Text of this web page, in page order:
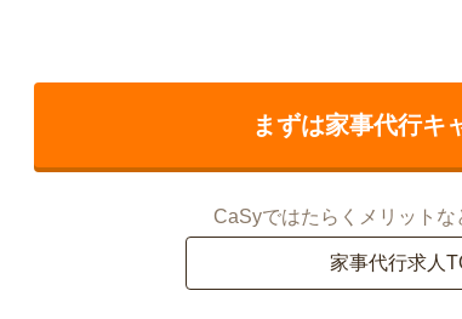
まずは家事代行キ
CaSyではたらくメリット
家事代行求人